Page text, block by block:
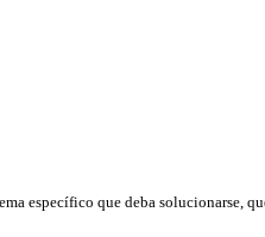
específico que deba solucionarse,